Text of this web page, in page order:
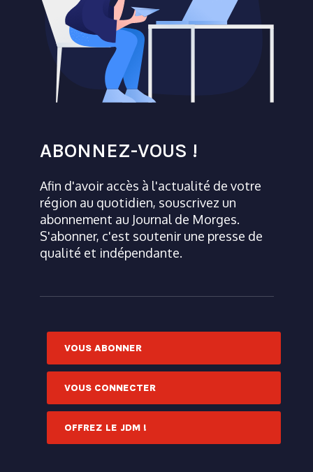
ABONNEZ-VOUS !
Afin d'avoir accès à l'actualité de votre
région au quotidien, souscrivez un
abonnement au Journal de Morges.
S'abonner, c'est soutenir une presse de
qualité et indépendante.
VOUS ABONNER
VOUS CONNECTER
OFFREZ LE JDM !